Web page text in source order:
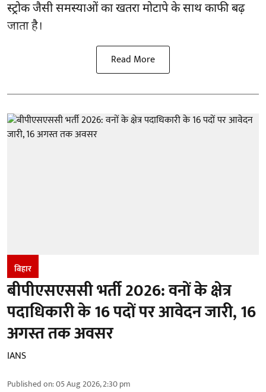
स्ट्रोक जैसी समस्याओं का खतरा मोटापे के साथ काफी बढ़
जाता है।
Read More
बिहार
बीपीएसएससी भर्ती 2026: वनों के क्षेत्र
पदाधिकारी के 16 पदों पर आवेदन जारी, 16
अगस्त तक अवसर
IANS
Published on:05 Aug 2026, 2:30 pm